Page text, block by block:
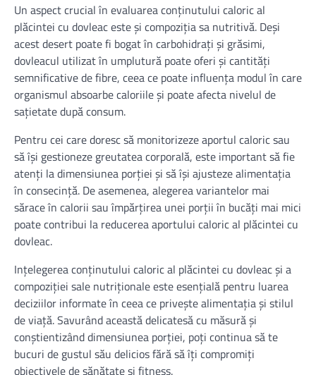
Un aspect crucial în evaluarea conținutului caloric al
plăcintei cu dovleac este și compoziția sa nutritivă. Deși
acest desert poate fi bogat în carbohidrați și grăsimi,
dovleacul utilizat în umplutură poate oferi și cantități
semnificative de fibre, ceea ce poate influența modul în care
organismul absoarbe caloriile și poate afecta nivelul de
sațietate după consum.
Pentru cei care doresc să monitorizeze aportul caloric sau
să își gestioneze greutatea corporală, este important să fie
atenți la dimensiunea porției și să își ajusteze alimentația
în consecință. De asemenea, alegerea variantelor mai
sărace în calorii sau împărțirea unei porții în bucăți mai mici
poate contribui la reducerea aportului caloric al plăcintei cu
dovleac.
Ințelegerea conținutului caloric al plăcintei cu dovleac și a
compoziției sale nutriționale este esențială pentru luarea
deciziilor informate în ceea ce privește alimentația și stilul
de viață. Savurând această delicatesă cu măsură și
conștientizând dimensiunea porției, poți continua să te
bucuri de gustul său delicios fără să îți compromiți
obiectivele de sănătate și fitness.